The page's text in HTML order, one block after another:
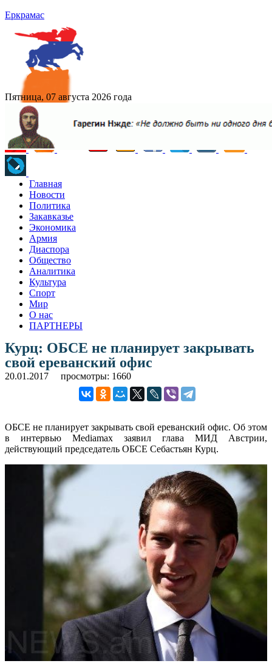
Еркрамас
Пятница, 07 августа 2026 года
Главная
Новости
Политика
Закавказье
Экономика
Армия
Диаспора
Общество
Аналитика
Культура
Спорт
Мир
О нас
ПАРТНЕРЫ
Курц: ОБСЕ не планирует закрывать
свой ереванский офис
20.01.2017 просмотры: 1660
ОБСЕ не планирует закрывать свой ереванский офис. Об этом
в интервью Mediamax заявил глава МИД Австрии,
действующий председатель ОБСЕ Себастьян Курц.